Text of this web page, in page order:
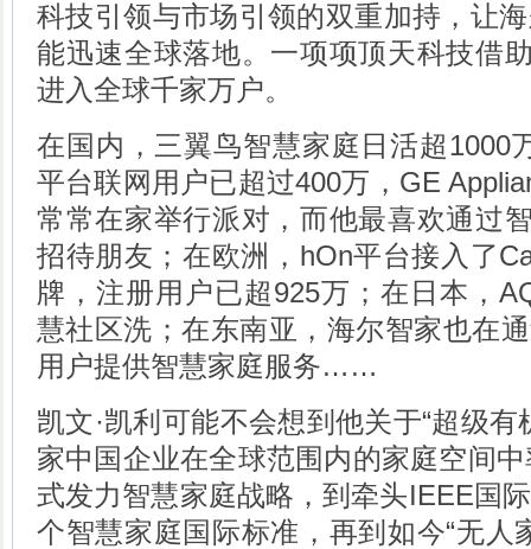
科技引领与市场引领的双重加持，让
能迅速全球落地。一项项顶天科技借
进入全球千家万户。
在国内，三翼鸟智慧家庭日活超1000
平台联网用户已超过400万，GE
常常在家举行派对，而他最喜欢通过
招待朋友；在欧洲，hOn平台接入了
牌，注册用户已超925万；在日本，
慧社区洗；在东南亚，海尔智家也在
用户提供智慧家庭服务……
凯文·凯利可能不会想到他关于“超级
家中国企业在全球范围内的家庭空间
式发力智慧家庭战略，到牵头IEEE国
个智慧家庭国际标准，再到如今“无人